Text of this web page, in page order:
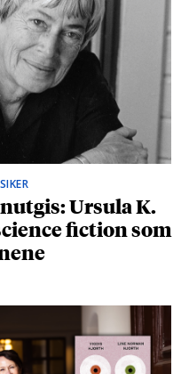
Ursula K.
fiction som